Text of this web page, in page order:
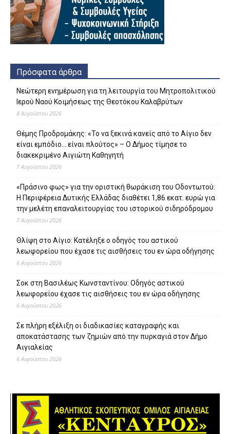
Πρόσφατα άρθρα
Νεώτερη ενημέρωση για τη λειτουργία του Μητροπολιτικού
Ιερού Ναού Κοιμήσεως της Θεοτόκου Καλαβρύτων
8 Αυγούστου 2026
Θέμης Προδρομάκης: «Το να ξεκινά κανείς από το Αίγιο δεν
είναι εμπόδιο… είναι πλούτος» – O Δήμος τίμησε το
διακεκριμένο Αιγιώτη Καθηγητή
7 Αυγούστου 2026
«Πράσινο φως» για την οριστική θωράκιση του Οδοντωτού:
Η Περιφέρεια Δυτικής Ελλάδας διαθέτει 1,86 εκατ. ευρώ για
την μελέτη επαναλειτουργίας του ιστορικού σιδηρόδρομου
7 Αυγούστου 2026
Θλίψη στο Αίγιο: Κατέληξε ο οδηγός του αστικού
λεωφορείου που έχασε τις αισθήσεις του εν ώρα οδήγησης
6 Αυγούστου 2026
Σοκ στη Βασιλέως Κωνσταντίνου: Οδηγός αστικού
λεωφορείου έχασε τις αισθήσεις του εν ώρα οδήγησης
6 Αυγούστου 2026
Σε πλήρη εξέλιξη οι διαδικασίες καταγραφής και
αποκατάστασης των ζημιών από την πυρκαγιά στον Δήμο
Αιγιαλείας
6 Αυγούστου 2026